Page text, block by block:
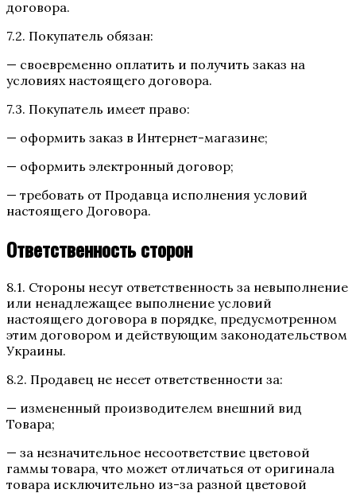
договора.
7.2. Покупатель обязан:
— своевременно оплатить и получить заказ на
условиях настоящего договора.
7.3. Покупатель имеет право:
— оформить заказ в Интернет-магазине;
— оформить электронный договор;
— требовать от Продавца исполнения условий
настоящего Договора.
Ответственность сторон
8.1. Стороны несут ответственность за невыполнение
или ненадлежащее выполнение условий
настоящего договора в порядке, предусмотренном
этим договором и действующим законодательством
Украины.
8.2. Продавец не несет ответственности за:
— измененный производителем внешний вид
Товара;
— за незначительное несоответствие цветовой
гаммы товара, что может отличаться от оригинала
товара исключительно из-за разной цветовой